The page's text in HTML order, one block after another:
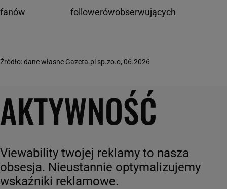
fanów followerówobserwujących
Źródło: dane własne Gazeta.pl sp.zo.o, 06.2026
AKTYWNOŚĆ
Viewability twojej reklamy to nasza
obsesja. Nieustannie optymalizujemy
wskaźniki reklamowe.